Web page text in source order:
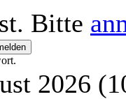
Bitte
2026